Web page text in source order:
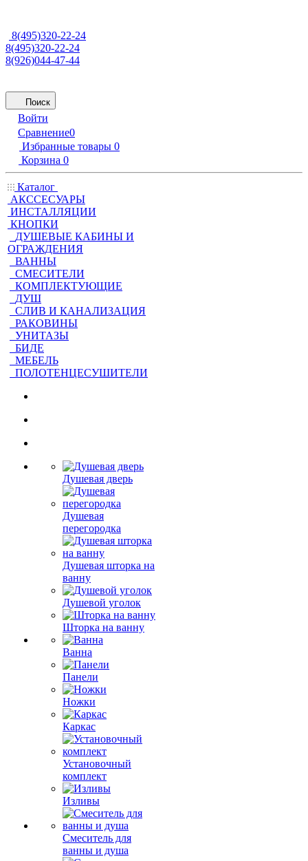
8(495)320-22-24
8(495)320-22-24
8(926)044-47-44
Поиск
Войти
Сравнение0
Избранные товары 0
Корзина 0
Каталог
АКССЕСУАРЫ
ИНСТАЛЛЯЦИИ
КНОПКИ
ДУШЕВЫЕ КАБИНЫ И
ОГРАЖДЕНИЯ
ВАННЫ
СМЕСИТЕЛИ
КОМПЛЕКТУЮЩИЕ
ДУШ
СЛИВ И КАНАЛИЗАЦИЯ
РАКОВИНЫ
УНИТАЗЫ
БИДЕ
МЕБЕЛЬ
ПОЛОТЕНЦЕСУШИТЕЛИ
Душевая дверь
Душевая
перегородка
Душевая шторка на
ванну
Душевой уголок
Шторка на ванну
Ванна
Панели
Ножки
Каркас
Установочный
комплект
Изливы
Смеситель для
ванны и душа